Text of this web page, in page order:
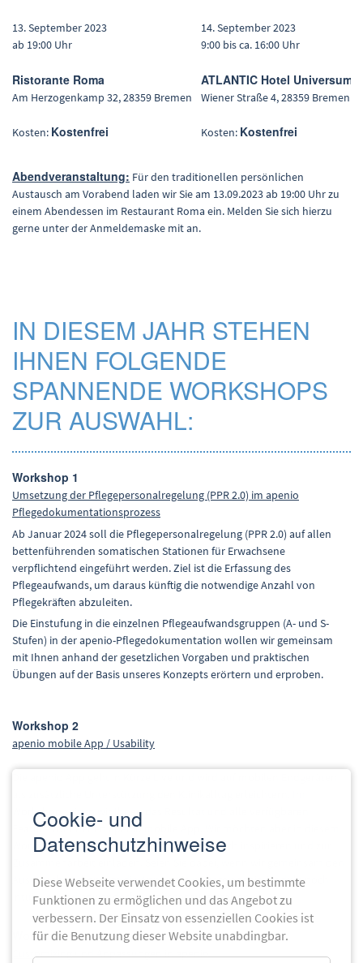
13. September 2023
ab 19:00 Uhr
Ristorante Roma
Am Herzogenkamp 32, 28359 Bremen
Kosten: Kostenfrei
14. September 2023
9:00 bis ca. 16:00 Uhr
ATLANTIC Hotel Universum
Wiener Straße 4, 28359 Bremen
Kosten: Kostenfrei
Abendveranstaltung: Für den traditionellen persönlichen
Austausch am Vorabend laden wir Sie am 13.09.2023 ab 19:00 Uhr zu
einem Abendessen im Restaurant Roma ein. Melden Sie sich hierzu
gerne unter der Anmeldemaske mit an.
IN DIESEM JAHR STEHEN
IHNEN FOLGENDE
SPANNENDE WORKSHOPS
ZUR AUSWAHL:
Workshop 1
Umsetzung der Pflegepersonalregelung (PPR 2.0) im apenio
Pflegedokumentationsprozess
Ab Januar 2024 soll die Pflegepersonalregelung (PPR 2.0) auf allen
bettenführenden somatischen Stationen für Erwachsene
verpflichtend eingeführt werden. Ziel ist die Erfassung des
Pflegeaufwands, um daraus künftig die notwendige Anzahl von
Pflegekräften abzuleiten.
Die Einstufung in die einzelnen Pflegeaufwandsgruppen (A- und S-
Stufen) in der apenio-Pflegedokumentation wollen wir gemeinsam
mit Ihnen anhand der gesetzlichen Vorgaben und praktischen
Übungen auf der Basis unseres Konzepts erörtern und erproben.
Workshop 2
apenio mobile App / Usability
Workshop zeigen wir Ihnen das Resultat und alle verfügbaren
Features der neuen apenio mobile App. Wir möchten aber in diesem
Workshop nicht nur informieren, sondern auch inspirieren und zur
Austausch suchen, um die App sowie weitere apenio Module noch
intuitiver und anwenderfreundlicher zu gestalten.
Workshop 5
Customizing und Anpassungen in apenio
Cookie- und
Datenschutzhinweise
Diese Webseite verwendet Cookies, um bestimmte
Funktionen zu ermöglichen und das Angebot zu
verbessern. Der Einsatz von essenziellen Cookies ist
für die Benutzung dieser Website unabdingbar.